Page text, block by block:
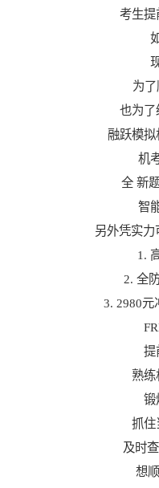
考生提
为
也为了
融跃模
机
全 新
智
另外凭实力
1.
2. 全
3. 2980元
提
熟练
锻
抓住
及时
想